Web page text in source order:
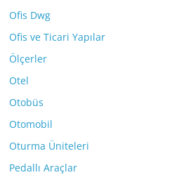
Ofis Dwg
Ofis ve Ticari Yapılar
Ölçerler
Otel
Otobüs
Otomobil
Oturma Üniteleri
Pedallı Araçlar